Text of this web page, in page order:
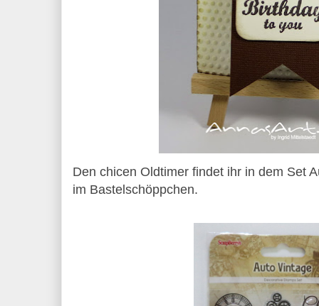
Den chicen Oldtimer findet ihr in dem Set
im Bastelschöppchen.